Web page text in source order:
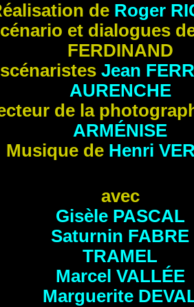
de Roger
et dialogues
FERDINAND
Jean
AURENCHE
de la photogr
ARMÉNISE
Musique de Henri
avec
Gisèle PASCAL
Saturnin FABRE
TRAMEL
Marcel VALLÉE
Marguerite